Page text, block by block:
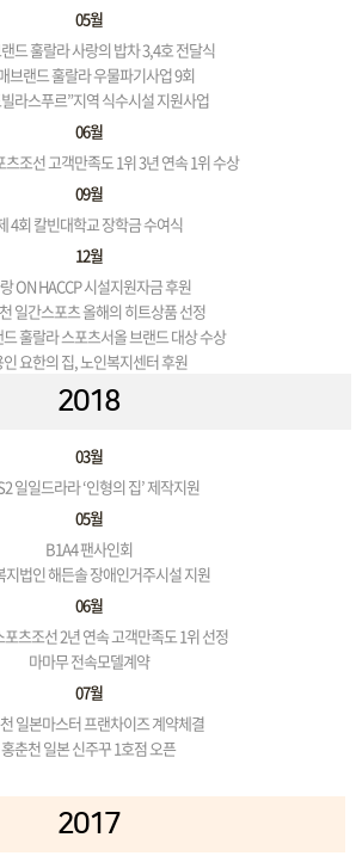
05월
드 훌랄라 사랑의 밥차 3,4호 전달식
브랜드 훌랄라 우물파기사업 9회
라스푸르”지역 식수시설 지원사업
06월
츠조선 고객만족도 1위 3년 연속 1위 수상
09월
4회 칼빈대학교 장학금 수여식
12월
ON HACCP 시설지원자금 후원
일간스포츠 올해의 히트상품 선정
훌랄라 스포츠서올 브랜드 대상 수상
인 요한의 집, 노인복지센터 후원
2018
03월
일일드라라 ‘인형의 집’ 제작지원
05월
B1A4 팬사인회
지법인 해든솔 장애인거주시설 지원
06월
츠조선 2년 연속 고객만족도 1위 선정
마마무 전속모델계약
07월
일본마스터 프랜차이즈 계약체결
홍춘천 일본 신주꾸 1호점 오픈
2017